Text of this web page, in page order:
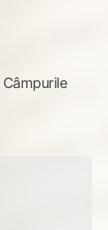
Câmpurile